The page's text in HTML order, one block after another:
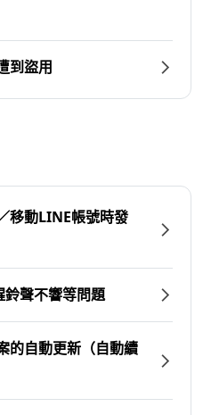
到盜用
移動LINE帳號時發
聲不響等問題
的自動更新（自動續